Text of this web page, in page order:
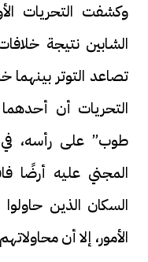
وكشفت التحريات
الشابين نتيجة
تصاعد التوتر
التحريات أن
طوب” على رأسه،
المجني عليه
السكان الذين
الأمور، إلا أن